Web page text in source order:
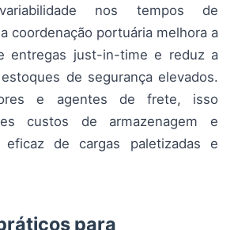
nos tempos de
coordenação portuária melhora a
entregas just-in-time e reduz a
de segurança elevados.
e agentes de frete, isso
custos de armazenagem e
eficaz de cargas paletizadas e
para